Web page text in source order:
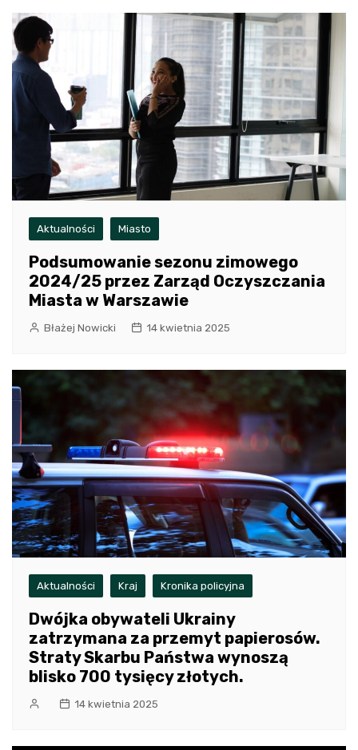
Aktualności Miasto
Podsumowanie sezonu zimowego
2024/25 przez Zarząd Oczyszczania
Miasta w Warszawie
Błażej Nowicki 14 kwietnia 2025
Aktualności Kraj Kronika policyjna
Dwójka obywateli Ukrainy
zatrzymana za przemyt papierosów.
Straty Skarbu Państwa wynoszą
blisko 700 tysięcy złotych.
14 kwietnia 2025